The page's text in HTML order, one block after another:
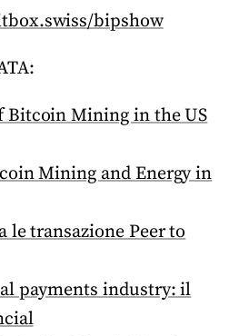
bipshow
Bitcoin Mining in the US
Mining and Energy in
le transazione Peer to
payments industry: il